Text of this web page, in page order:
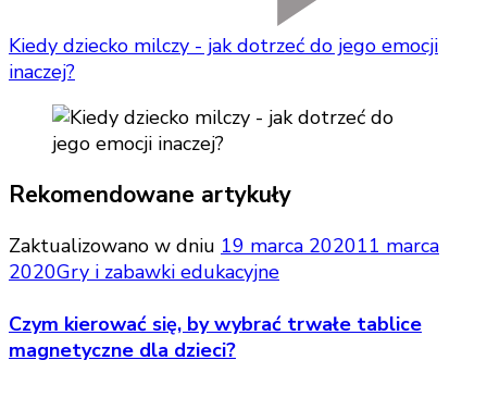
Kiedy dziecko milczy - jak dotrzeć do jego emocji
inaczej?
Rekomendowane artykuły
Zaktualizowano w dniu 19 marca 202011 marca
2020Gry i zabawki edukacyjne
Czym kierować się, by wybrać trwałe tablice
magnetyczne dla dzieci?